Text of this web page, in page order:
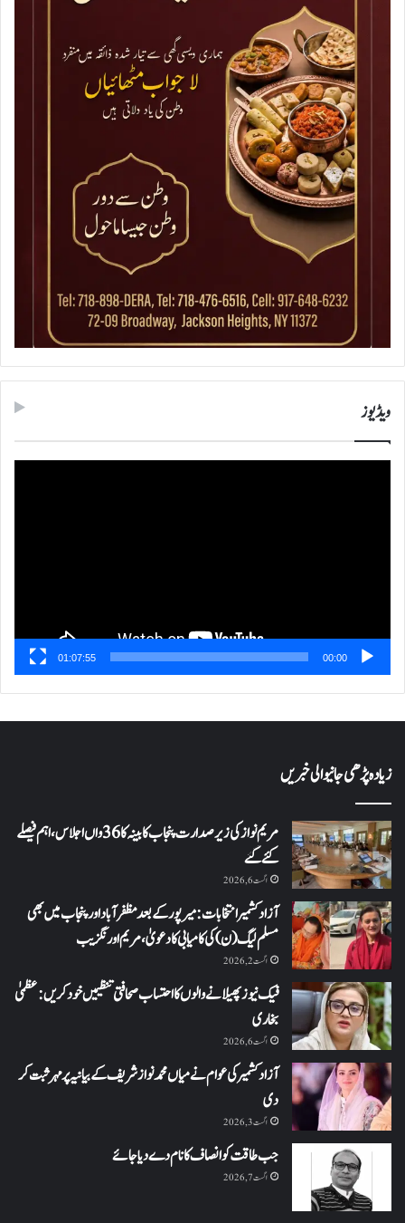
ویڈیوز
00:00
01:07:55
زیادہ پڑھی جانیوالی خبریں
مریم نواز کی زیر صدارت پنجاب کابینہ کا 36واں اجلاس،اہم فیصلے
کئے گئے
اگست 6, 2026
آزاد کشمیر انتخابات: میرپور کے بعد مظفرآباد اور پنجاب میں بھی
مسلم لیگ (ن) کی کامیابی کا دعویٰ، مریم اورنگزیب
اگست 2, 2026
فیک نیوز پھیلانے والوں کا احتساب صحافتی تنظیمیں خود کریں: عظمیٰ
بخاری
اگست 6, 2026
آزاد کشمیر کی عوام نے میاں محمد نواز شریف کے بیانیہ پر مہر ثبت کر
دی
اگست 3, 2026
جب طاقت کو انصاف کا نام دے دیا جائے
اگست 7, 2026